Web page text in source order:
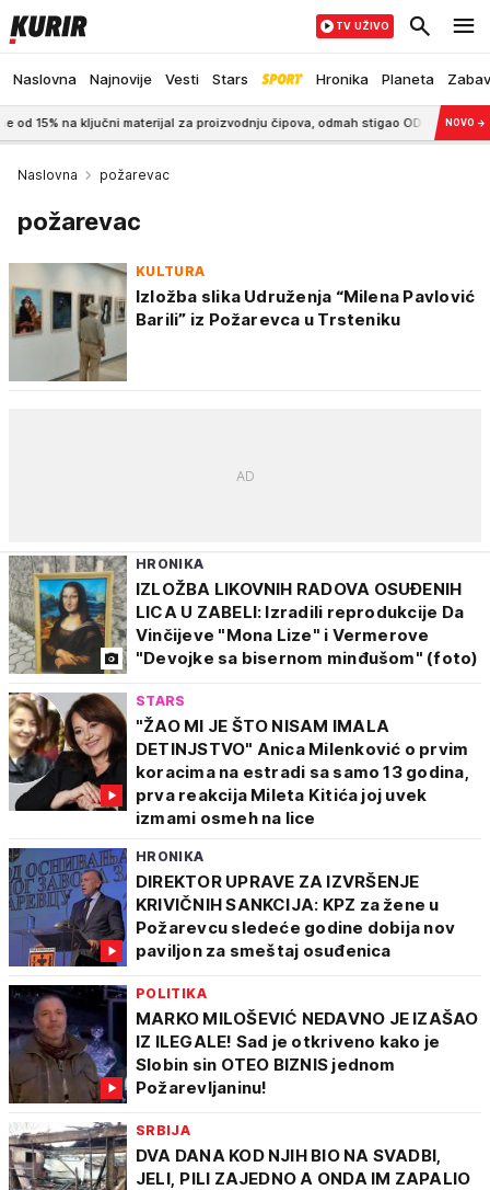
Naslovna Najnovije Vesti Stars Hronika Planeta
TV UŽIVO
na ključni materijal za proizvodnju čipova, odmah stigao ODGOVOR 8:20 SVI
NOVO →
Naslovna požarevac
požarevac
KULTURA
Izložba slika Udruženja “Milena Pavlović
Barili” iz Požarevca u Trsteniku
HRONIKA
IZLOŽBA LIKOVNIH RADOVA OSUĐENIH
LICA U ZABELI: Izradili reprodukcije Da
Vinčijeve "Mona Lize" i Vermerove
"Devojke sa bisernom minđušom" (foto)
STARS
"ŽAO MI JE ŠTO NISAM IMALA
DETINJSTVO" Anica Milenković o prvim
koracima na estradi sa samo 13 godina,
prva reakcija Mileta Kitića joj uvek
izmami osmeh na lice
HRONIKA
DIREKTOR UPRAVE ZA IZVRŠENJE
KRIVIČNIH SANKCIJA: KPZ za žene u
Požarevcu sledeće godine dobija nov
paviljon za smeštaj osuđenica
POLITIKA
MARKO MILOŠEVIĆ NEDAVNO JE IZAŠAO
IZ ILEGALE! Sad je otkriveno kako je
Slobin sin OTEO BIZNIS jednom
Požarevljaninu!
SRBIJA
DVA DANA KOD NJIH BIO NA SVADBI,
JELI, PILI ZAJEDNO A ONDA IM ZAPALIO